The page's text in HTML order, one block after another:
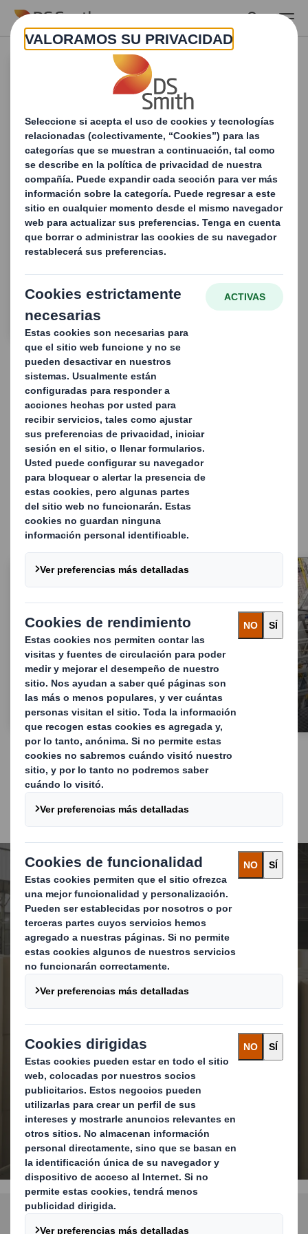
Skip to main content
Industrias
CONTACTA CON NOSOTROS
Soluciones de embalaje
sostenible para un Mundo
Cambiante
Bienes de consumo
Una gran experiencia
para una amplia
variedad de industrias
DESCUBRE MÁS